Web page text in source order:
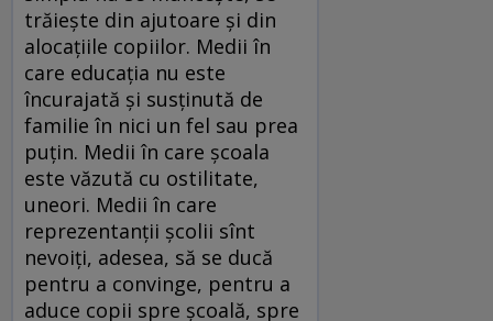
trăiește din ajutoare și din
alocațiile copiilor. Medii în
care educația nu este
încurajată și susținută de
familie în nici un fel sau prea
puțin. Medii în care școala
este văzută cu ostilitate,
uneori. Medii în care
reprezentanții școlii sînt
nevoiți, adesea, să se ducă
pentru a convinge, pentru a
aduce copii spre școală, spre